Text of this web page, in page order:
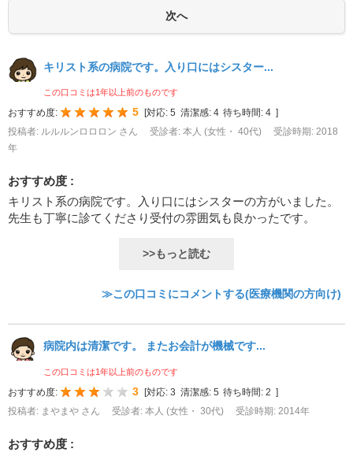
キリスト系の病院です。入り口にはシスター...
この口コミは1年以上前のものです
おすすめ度: 5 対応: 5 清潔感: 4 待ち時間: 4
投稿者: ルルルンロロロン さん
受診者: 本人 (女性・ 40代)
受診時期: 2018
年
おすすめ度 :
キリスト系の病院です。入り口にはシスターの方がいました。
先生も丁寧に診てくださり受付の雰囲気も良かったです。
>>もっと読む
≫この口コミにコメントする(医療機関の方向け)
病院内は清潔です。 またお会計が機械です...
この口コミは1年以上前のものです
おすすめ度: 3 [対応: 3 清潔感: 5 待ち時間: 2 ]
投稿者: まやまや さん
受診者: 本人 (女性・ 30代) 受診時期: 2014年
おすすめ度 :